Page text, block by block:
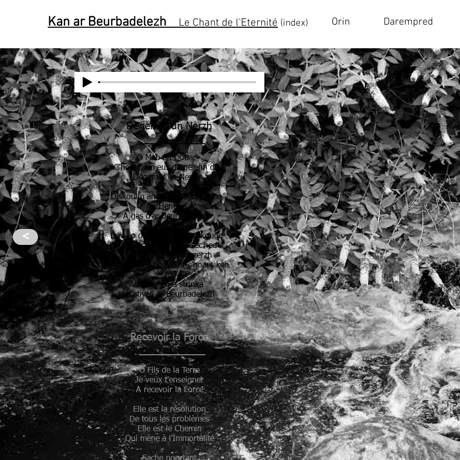
Kan ar Beurbadelezh Le Chant de l'Eternité (index) Orin Darempred
<
Degemer an Nerzh
O Mab an Douar
C'hoant am eus da gelenn dit
Degemer an Nerzh
Diskoulm an holl gudennoù eo
An Hent eo
A gas d'ar Beurbadelezh
Dav eo dit gouzout koulskoude
E teu war an hini a zo sec'hedet
E par ar marv en dezerzh
Ha n'en deus nemet ur c'hoant ken
An dour eo a strinka
Eus stivell ar Beurbadelezh
Recevoir la Force
O Fils de la Terre
Je veux t'enseigner
A recevoir la Force
Elle est la résolution
De tous les problèmes
Elle est le Chemin
Qui mène à l'Immortalité